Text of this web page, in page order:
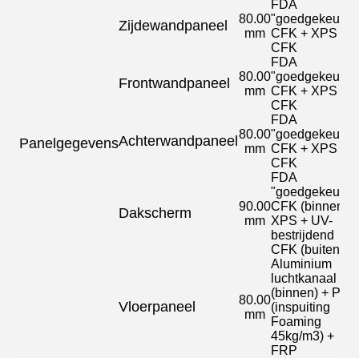
Panelgegevens
Zijdewandpaneel
80.00
mm
FDA
"goedgekeurd"
CFK + XPS +
CFK
Frontwandpaneel
80.00
mm
FDA
"goedgekeurd"
CFK + XPS +
CFK
Achterwandpaneel 80.00
mm
FDA
"goedgekeurd"
CFK + XPS +
CFK
Dakscherm
90.00
mm
FDA
"goedgekeurd"
CFK (binnen) +
XPS + UV-
bestrijdend
CFK (buiten)
Vloerpaneel
80.00
mm
Aluminium
luchtkanaal
(binnen) + PUR
(inspuiting
Foaming
45kg/m3) +
FRP